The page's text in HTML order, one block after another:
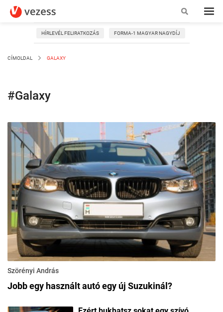
HÍRLEVÉL FELIRATKOZÁS FORMA-1 MAGYAR NAGYDÍJ
CÍMOLDAL GALAXY
#Galaxy
Szörényi András
Jobb egy használt autó egy új Suzukinál?